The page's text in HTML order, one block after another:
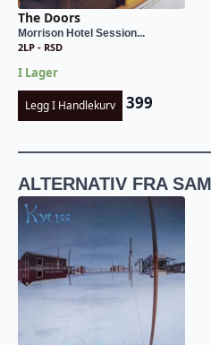
The Doors
Morrison Hotel Session...
2LP - RSD
I Lager
Legg I Handlekurv 399
ALTERNATIV FRA